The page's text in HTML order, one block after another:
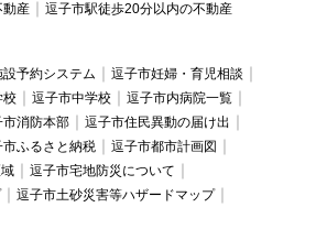
動産
逗子市駅徒歩20分以内の不動産
予約システム
逗子市妊婦・育児相談
校 逗子市中学校
逗子市内病院一覧
市消防本部
逗子市住民異動の届け出
市ふるさと納税
逗子市都市計画図
逗子市宅地防災について
逗子市土砂災害等ハザードマップ